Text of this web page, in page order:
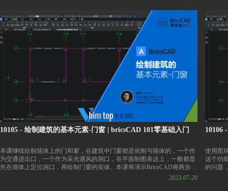
工作空间。选择进入某个工作空间不会限制可用的功能，仅仅配置功能
区、面板，并显示相关的工具集。进入任何一个工作空间后，都可以随时
切换不同的工作空间。
👇BricsCAD 30天试用版下载链接
https://pan.baidu.com/s/1ANUI_m_uxaAWDqu9EZ1Qfw?pwd=vbim
👇课件下载链接
https://pan.baidu.com/s/12axXeYJGi3I0eCNQvFAOeQ?pwd=vbim
https://
👇课件
https://
10105 - 绘制建筑的基本元素-门窗 | bricsCAD 101零基础入门
本课继续绘制墙体上的门和窗，在建筑中门窗都是依附与墙体的，一个作
为交通进出口，一个作为采光通风的洞口，在平面制图表达上，一般都是
先在墙体上定位洞口，再绘制门窗的实体。本课将演示BricsCAD将两步并
2023-07-20
10106
使用图
这个功
的问题